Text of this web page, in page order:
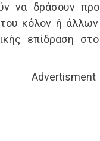
να δράσουν
κόλον ή
επίδραση
Advertisment